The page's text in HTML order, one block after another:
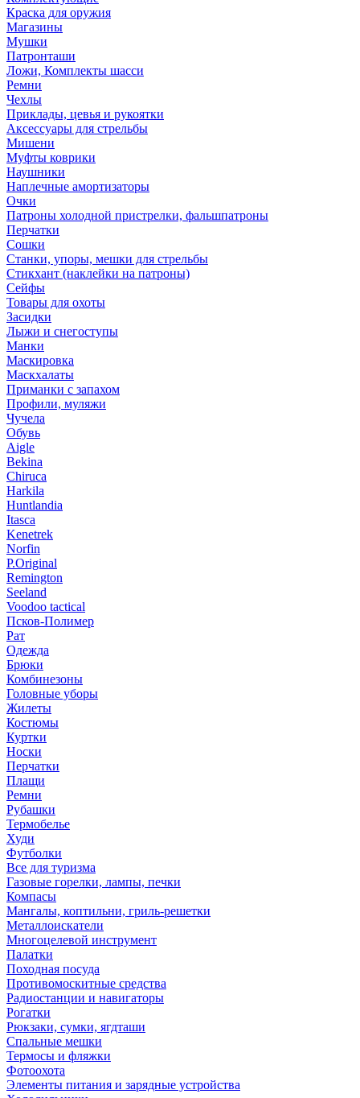
Краска для оружия
Магазины
Мушки
Патронташи
Ложи, Комплекты шасси
Ремни
Чехлы
Приклады, цевья и рукоятки
Аксессуары для стрельбы
Мишени
Муфты коврики
Наушники
Наплечные амортизаторы
Очки
Патроны холодной пристрелки, фальшпатроны
Перчатки
Сошки
Станки, упоры, мешки для стрельбы
Стикхант (наклейки на патроны)
Сейфы
Товары для охоты
Засидки
Лыжи и снегоступы
Манки
Маскировка
Маскхалаты
Приманки с запахом
Профили, муляжи
Чучела
Обувь
Aigle
Bekina
Chiruсa
Harkila
Huntlandia
Itasca
Kenetrek
Norfin
P.Original
Remington
Seeland
Voodoo tactical
Псков-Полимер
Рат
Одежда
Брюки
Комбинезоны
Головные уборы
Жилеты
Костюмы
Куртки
Носки
Перчатки
Плащи
Ремни
Рубашки
Термобелье
Худи
Футболки
Все для туризма
Газовые горелки, лампы, печки
Компасы
Мангалы, коптильни, гриль-решетки
Металлоискатели
Многоцелевой инструмент
Палатки
Походная посуда
Противомоскитные средства
Радиостанции и навигаторы
Рогатки
Рюкзаки, сумки, ягдташи
Спальные мешки
Термосы и фляжки
Фотоохота
Элементы питания и зарядные устройства